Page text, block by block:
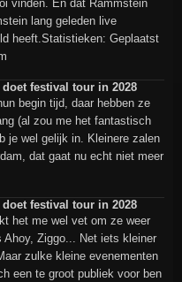
vinden. En dat Rammstein
lang geleden live
heeft.Statistieken: Geplaatst
doet festival tour in 2028
begin tijd, daar hebben ze
(al zou me het fantastisch
je wel gelijk in. Kleinere zalen
dat gaat nu echt niet meer
doet festival tour in 2028
het me wel vet om ze weer
Ziggo... Net iets kleiner
zulke kleine evenementen
een te groot publiek voor ben